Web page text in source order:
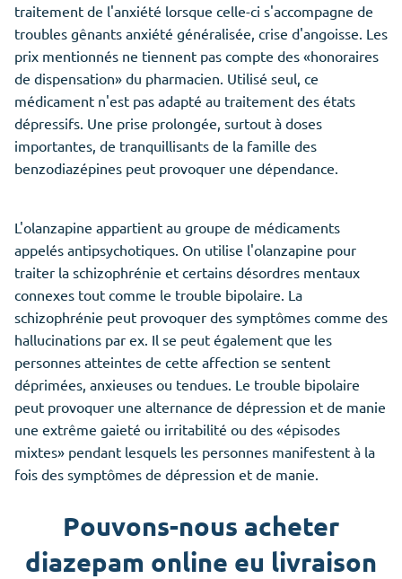
traitement de l'anxiété lorsque celle-ci s'accompagne de
troubles gênants anxiété généralisée, crise d'angoisse. Les
prix mentionnés ne tiennent pas compte des «honoraires
de dispensation» du pharmacien. Utilisé seul, ce
médicament n'est pas adapté au traitement des états
dépressifs. Une prise prolongée, surtout à doses
importantes, de tranquillisants de la famille des
benzodiazépines peut provoquer une dépendance.
L'olanzapine appartient au groupe de médicaments
appelés antipsychotiques. On utilise l'olanzapine pour
traiter la schizophrénie et certains désordres mentaux
connexes tout comme le trouble bipolaire. La
schizophrénie peut provoquer des symptômes comme des
hallucinations par ex. Il se peut également que les
personnes atteintes de cette affection se sentent
déprimées, anxieuses ou tendues. Le trouble bipolaire
peut provoquer une alternance de dépression et de manie
une extrême gaieté ou irritabilité ou des «épisodes
mixtes» pendant lesquels les personnes manifestent à la
fois des symptômes de dépression et de manie.
Pouvons-nous acheter
diazepam online eu livraison